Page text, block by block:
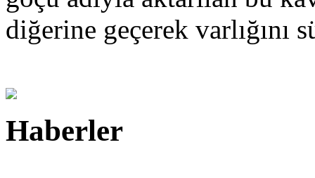
diğerine geçerek varlığını
Haberler